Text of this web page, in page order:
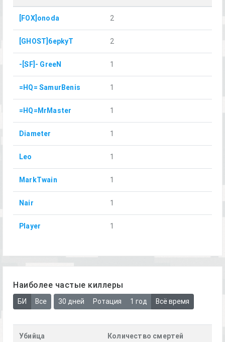
[FOX]onoda 2
[GHOST]6epkyT 2
-[SF]- GreeN 1
=HQ= SamurBenis 1
=HQ=MrMaster 1
Diameter 1
Leo 1
MarkTwain 1
Nair 1
Player 1
Наиболее частые киллеры
БИ Все 30 дней Ротация 1 год Всё время
Убийца Количество смертей